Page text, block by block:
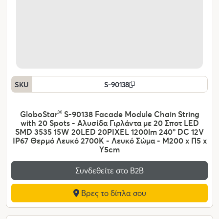
SKU S-90138
GloboStar®S-90138 Facade Module Chain String
with 20 Spots - Αλυσίδα Γιρλάντα με 20 Σποτ LED
SMD 3535 15W 20LED 20PIXEL 1200lm 240° DC 12V
IP67 Θερμό Λευκό 2700K - Λευκό Σώμα - Μ200 x Π5 x
Υ5cm
Συνδεθείτε στο Β2Β
Βρες το δίπλα σου